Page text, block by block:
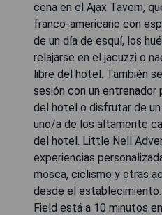
cena en el Ajax Tavern,
franco-americano con
de un día de esquí, los
relajarse en el jacuzzi o
libre del hotel. También
sesión con un entrenador
del hotel o disfrutar de
uno/a de los altamente
del hotel. Little Nell
experiencias
mosca, ciclismo y otras
desde el
Field está a 10 minutos